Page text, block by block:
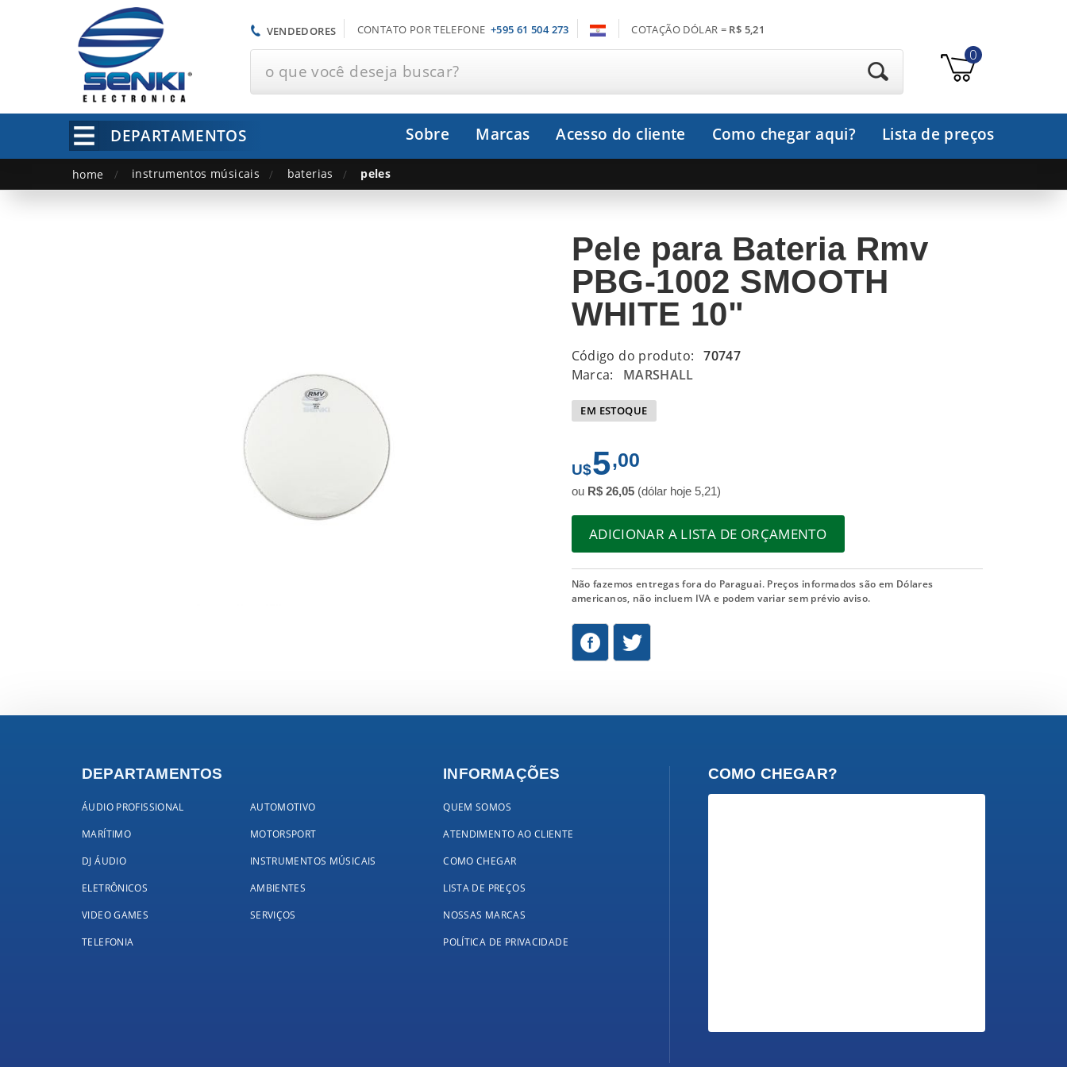
VENDEDORES CONTATO POR TELEFONE +595 61 504 273 COTAÇÃO DÓLAR = R$ 5,21
o que você deseja buscar?
0
DEPARTAMENTOS Sobre Marcas Acesso do cliente Como chegar aqui? Lista de preços
home instrumentos músicais baterias peles
Pele para Bateria Rmv
PBG-1002 SMOOTH
WHITE 10"
Código do produto:
70747
Marca:
MARSHALL
EM ESTOQUE
5,00
ou R$ 26,05(dólar hoje 5,21)
ADICIONAR A LISTA DE ORÇAMENTO
Não fazemos entregas fora do Paraguai. Preços informados são em Dólares
americanos, não incluem IVA e podem variar sem prévio aviso.
DEPARTAMENTOS
ÁUDIO PROFISSIONAL
AUTOMOTIVO
MARÍTIMO
MOTORSPORT
DJ ÁUDIO
INSTRUMENTOS MÚSICAIS
ELETRÔNICOS
AMBIENTES
VIDEO GAMES
SERVIÇOS
TELEFONIA
INFORMAÇÕES
QUEM SOMOS
ATENDIMENTO AO CLIENTE
COMO CHEGAR
LISTA DE PREÇOS
NOSSAS MARCAS
POLÍTICA DE PRIVACIDADE
COMO CHEGAR?